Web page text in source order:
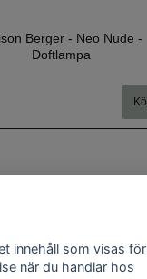
Berger - Neo Nude -
Doftlampa
Doftguide
innehåll som visas för
när du handlar hos